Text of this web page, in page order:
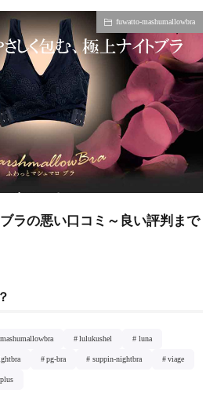
fuwatto-mashumallowbra
ラの悪い口コミ～良い評判まで
lulukushel luna
pg-bra suppin-nightbra viage